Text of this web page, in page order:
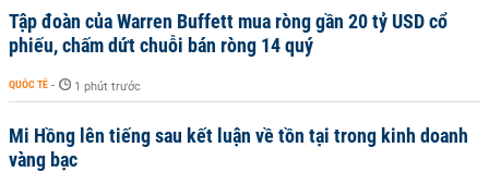
Tập đoàn của Warren Buffett mua ròng gần 20 tỷ USD cổ
phiếu, chấm dứt chuỗi bán ròng 14 quý
QUỐC TẾ - 1 phút trước
Mi Hồng lên tiếng sau kết luận về tồn tại trong kinh doanh
vàng bạc